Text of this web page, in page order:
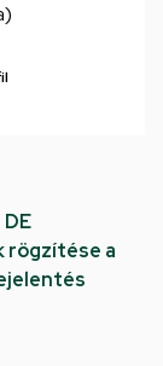
rögzítése a